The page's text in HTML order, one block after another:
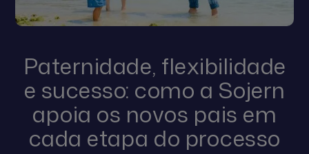
Paternidade, flexibilidade
e sucesso: como a Sojern
apoia os novos pais em
cada etapa do processo